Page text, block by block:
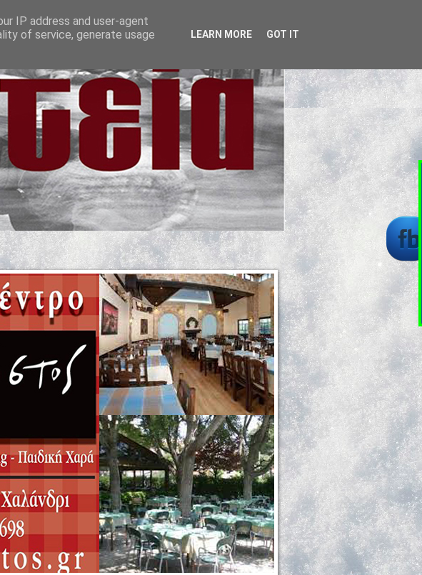
IP address and user-agent
of service, generate usage
LEARN MORE GOT IT